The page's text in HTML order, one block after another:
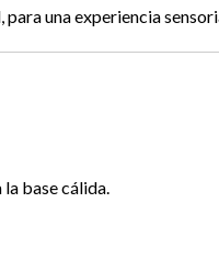
una experiencia
base cálida.